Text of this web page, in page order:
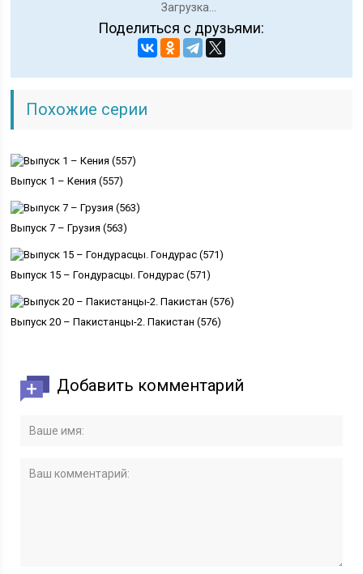
Загрузка...
Поделиться с друзьями:
Похожие серии
Выпуск 1 – Кения (557)
Выпуск 7 – Грузия (563)
Выпуск 15 – Гондурасцы. Гондурас (571)
Выпуск 20 – Пакистанцы-2. Пакистан (576)
Добавить комментарий